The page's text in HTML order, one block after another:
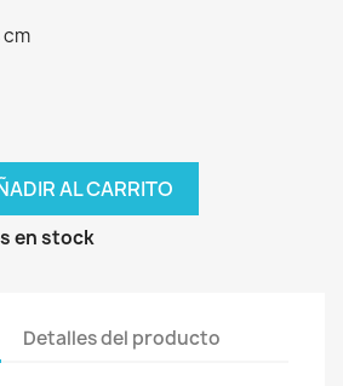
cm
AL CARRITO
en stock
Detalles del producto